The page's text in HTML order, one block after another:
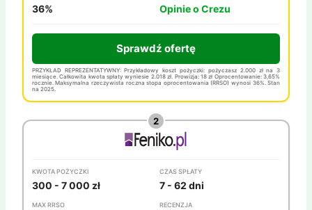
36% Opinie o Crezu
Sprawdź ofertę
PRZYKŁAD REPREZENTATYWNY: Przykładowy koszt pożyczki: pożyczasz 2.000 zł na 3
miesiące. Całkowita kwota spłaty wyniesie 2.018 zł. Prowizja: 18 zł Oprocentowanie: 3,65%
rocznie. Maksymalna rzeczywista roczna stopa oprocentowania (RRSO) wynosi 36%. Stan
na 2025.
KWOTA POŻYCZKI
300 - 7 000 zł
CZAS SPŁATY
7 - 62 dni
MAX RRSO RECENZJA